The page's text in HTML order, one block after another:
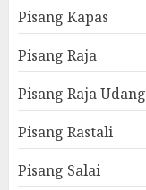
Pisang Kapas
Pisang Raja
Pisang Raja Udang
Pisang Rastali
Pisang Salai